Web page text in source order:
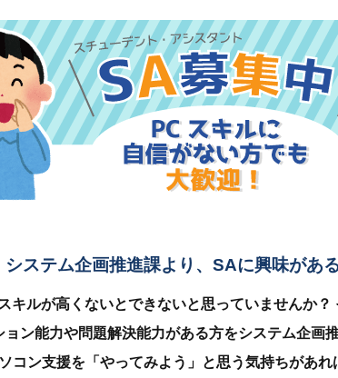
システム企画推進課より、SAに興味があ
キルが高くないとできないと思っていませんか？
ョン能力や問題解決能力がある方をシステム企画
コン支援を「やってみよう」と思う気持ちがあれ